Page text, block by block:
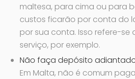
maltesa, para cima ou para
custos ficarão por conta do
por sua conta. Isso refere-se
serviço, por exemplo.
Não faça depósito
Em Malta, não é comum